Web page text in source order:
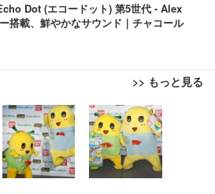
Dot (エコードット) 第5世代 - Alex
搭載、鮮やかなサウンド｜チャコール
>> もっと見る
フィスチェア 椅子 テレワーク 疲れな
式アームレスト コンパクト 約105度ロッ
務椅子 360度回転 座面昇降 強化ナイロ
通気性メッシュ 在宅ワーク H-WY01
+黒足)
ス向けプレミアムモニター | FlexScan
| 31.5型4K UHD・USB Type-C・ホワ
シック ペットシーツ 薄型 レギュラー 1
無香料 ホワイト 300枚